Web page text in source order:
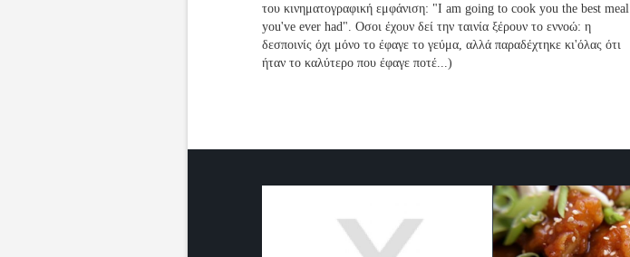
του κινηματογραφική εμφάνιση: "I am going to cook you the best meal
you've ever had". Οσοι έχουν δεί την ταινία ξέρουν το εννοώ: η
δεσποινίς όχι μόνο το έφαγε το γεύμα, αλλά παραδέχτηκε κι'όλας ότι
ήταν το καλύτερο που έφαγε ποτέ...)